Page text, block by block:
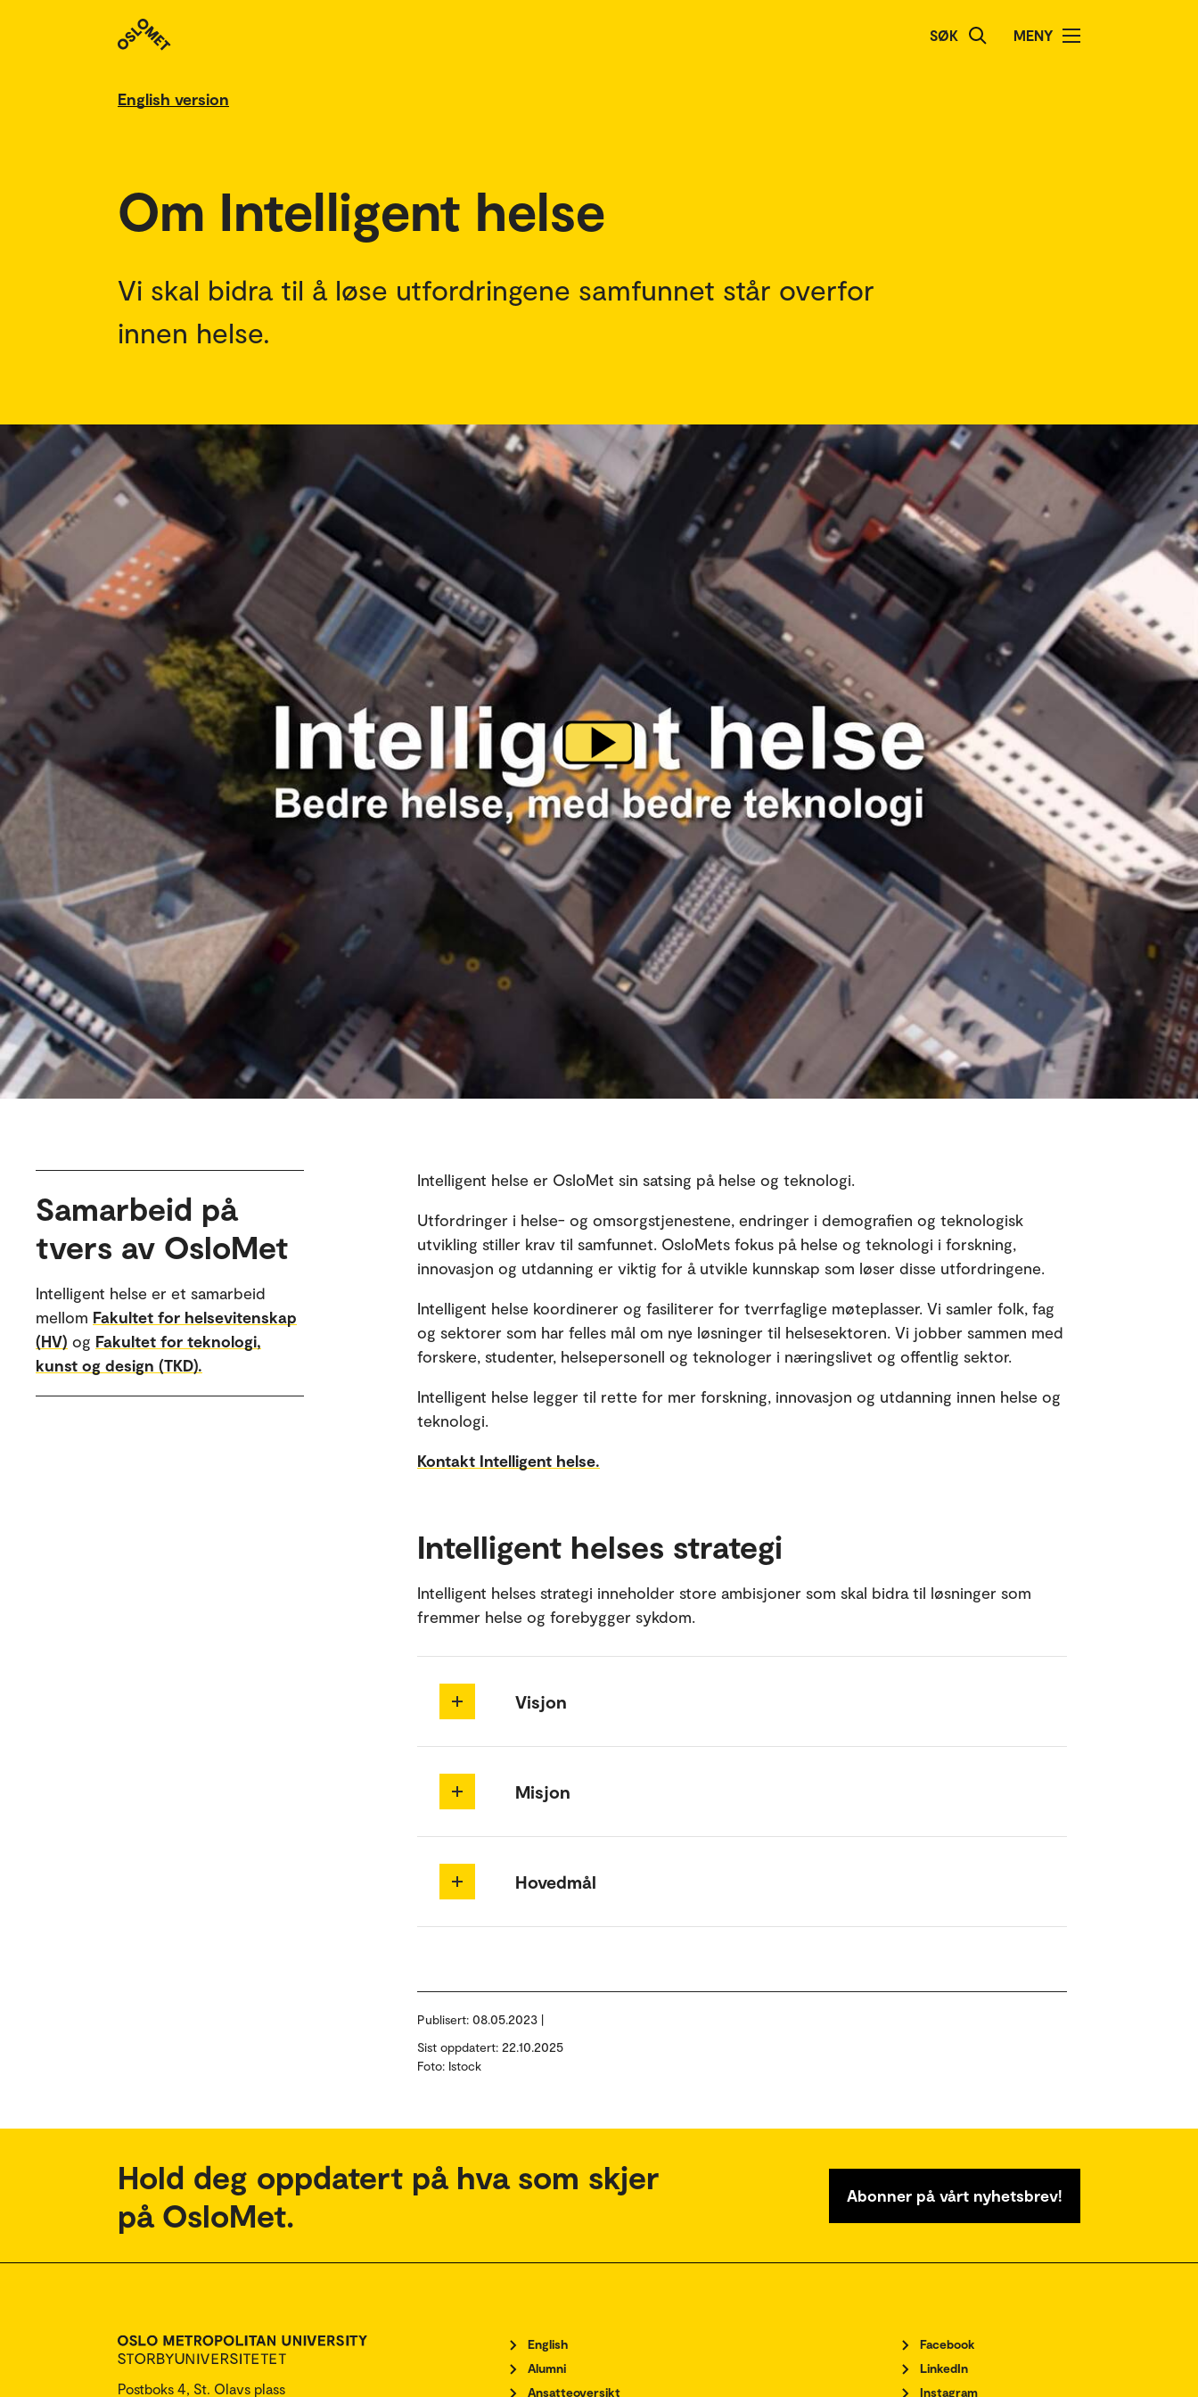
SØK MENY
English version
Om Intelligent helse
Vi skal bidra til å løse utfordringene samfunnet står overfor
innen helse.
Samarbeid på
tvers av OsloMet
Intelligent helse er et samarbeid
mellom Fakultet for helsevitenskap
(HV) og Fakultet for teknologi,
kunst og design (TKD).
Intelligent helse er OsloMet sin satsing på helse og teknologi.
Utfordringer i helse- og omsorgstjenestene, endringer i demografien og teknologisk
utvikling stiller krav til samfunnet. OsloMets fokus på helse og teknologi i forskning,
innovasjon og utdanning er viktig for å utvikle kunnskap som løser disse utfordringene.
Intelligent helse koordinerer og fasiliterer for tverrfaglige møteplasser. Vi samler folk, fag
og sektorer som har felles mål om nye løsninger til helsesektoren. Vi jobber sammen med
forskere, studenter, helsepersonell og teknologer i næringslivet og offentlig sektor.
Intelligent helse legger til rette for mer forskning, innovasjon og utdanning innen helse og
teknologi.
Kontakt Intelligent helse.
Intelligent helses strategi
Intelligent helses strategi inneholder store ambisjoner som skal bidra til løsninger som
fremmer helse og forebygger sykdom.
Visjon
Misjon
Hovedmål
Publisert: 08.05.2023 |
Sist oppdatert: 22.10.2025
Foto: Istock
Hold deg oppdatert på hva som skjer
på OsloMet.
Abonner på vårt nyhetsbrev!
Postboks 4, St. Olavs plass
English
Alumni
Ansatteoversikt
Facebook
LinkedIn
Instagram